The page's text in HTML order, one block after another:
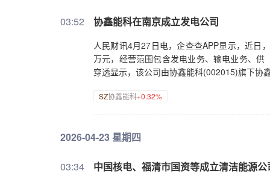
03:52 协鑫能科在南京成立发电公司
人民财讯4月27日电，企查查APP显示，近日
万元，经营范围包含发电业务、输电业务、
穿透显示，该公司由协鑫能科(002015)旗下协
SZ协鑫能科+0.32%
2026-04-23 星期四
03:34 中国核电、福清市国资等成立清洁能源公